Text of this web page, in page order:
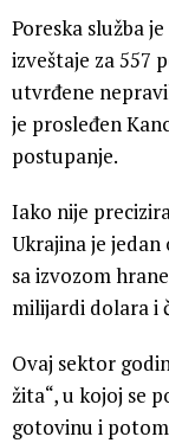
Poreska služba
izveštaje za 557
utvrđene
je prosleđen
postupanje.
Iako nije
Ukrajina je
sa izvozom
milijardi dolara i
Ovaj sektor
žita“, u kojoj se
gotovinu i